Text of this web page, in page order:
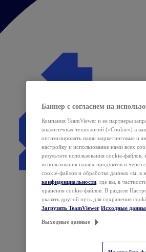
Баннер с согласием на
Компания TeamViewer и ее партнеры
аналогичных технологий («Cookie») в
оптимизировать наши маркетинговые и
настройку и использование нами всех
результате использования cookie-
использования наших продуктов и
cookie-файлов и обработке данных см. в
конфиденциальности , где вы, в
хранения cookie-файлов. В разделе
указать другой путь для сохранения
Загрузить TeamViewer Исходные
Выходные данные